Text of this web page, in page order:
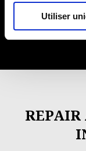
Utiliser